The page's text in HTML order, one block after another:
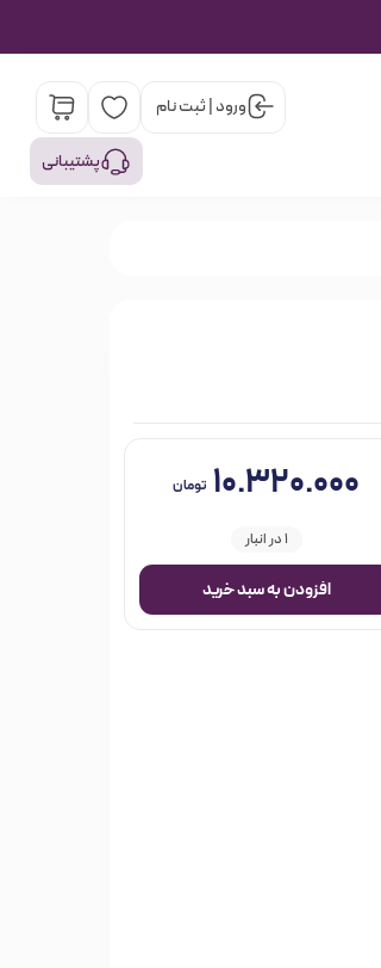
ورود | ثبت نام
پشتیبانی
۱۰.۳۲۰.۰۰۰ تومان
1 در انبار
افزودن به سبد خرید